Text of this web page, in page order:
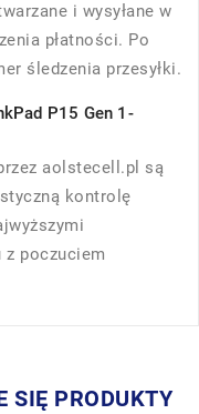
i wysyłane w
płatności. Po
śledzenia przesyłki.
P15 Gen 1-
aolstecell.pl są
kontrolę
z poczuciem
SIĘ PRODUKTY